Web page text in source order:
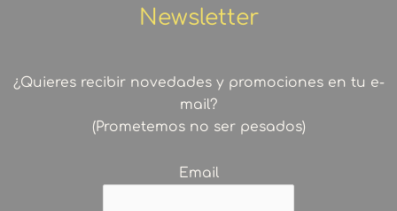
Newsletter
¿Quieres recibir novedades y promociones en tu e-
mail?
(Prometemos no ser pesados)
Email